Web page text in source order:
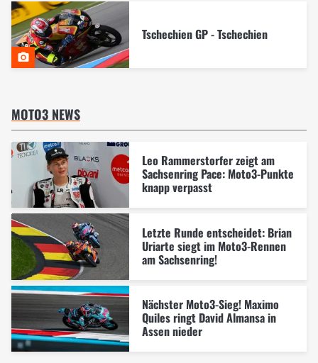
Tschechien GP - Tschechien
MOTO3 NEWS
Leo Rammerstorfer zeigt am
Sachsenring Pace: Moto3-Punkte
knapp verpasst
Letzte Runde entscheidet: Brian
Uriarte siegt im Moto3-Rennen
am Sachsenring!
Nächster Moto3-Sieg! Maximo
Quiles ringt David Almansa in
Assen nieder